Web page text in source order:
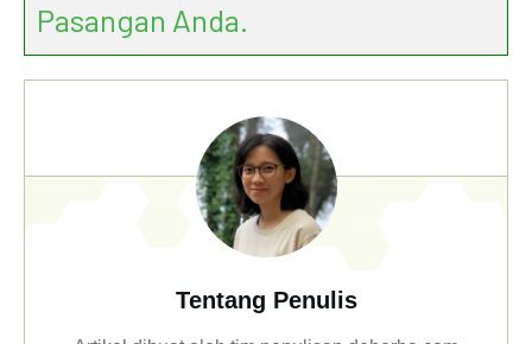
Pasangan Anda.
Tentang Penulis